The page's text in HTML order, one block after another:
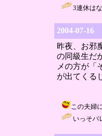
3連休は
2004-07-16
昨夜、お邪
の同級生だ
メの方が「
が出てくる
この夫婦
いっそバ